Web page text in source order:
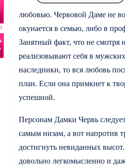
любовью. Червовой Даме не
окунается в семью, либо в
Занятный факт, что не смотря
реализовывают себя в
наследники, то вся любовь
план. Если она примкнет к
успешной.
Персонам Дамки Червь
самым низам, а вот напротив
достигнуть невиданных
довольно легкомысленно и